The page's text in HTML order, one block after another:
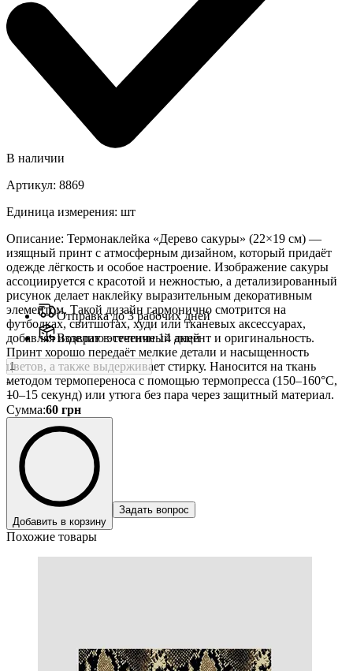
В наличии
Артикул: 8869
Единица измерения: шт
Описание: Термонаклейка «Дерево сакуры» (22×19 см) —
изящный принт с атмосферным дизайном, который придаёт
одежде лёгкость и особое настроение. Изображение сакуры
ассоциируется с красотой и нежностью, а детализированный
рисунок делает наклейку выразительным декоративным
элементом. Такой дизайн гармонично смотрится на
футболках, свитшотах, худи или тканевых аксессуарах,
добавляя изделию эстетичный акцент и оригинальность.
Принт хорошо передаёт мелкие детали и насыщенность
цветов, а также выдерживает стирку. Наносится на ткань
методом термопереноса с помощью термопресса (150–160°C,
10–15 секунд) или утюга без пара через защитный материал.
Отправка до 3 рабочих дней
Возврат в течение 14 дней
-
+
Сумма:60 грн
Добавить в корзину
Задать вопрос
Похожие товары